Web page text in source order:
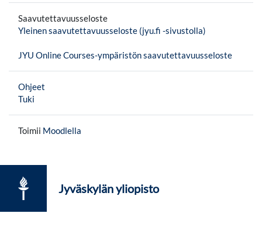
Saavutettavuusseloste
Yleinen saavutettavuusseloste (jyu.fi -sivustolla)
JYU Online Courses-ympäristön saavutettavuusseloste
Ohjeet
Tuki
Toimii Moodlella
Jyväskylän yliopisto